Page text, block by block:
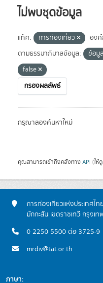
ไม่พบชุดข้อมูล
แท็ค: การท่องเที่ยว องค์
ตามธรรมาภิบาลข้อมูล:
ข้อมู
false
กรองผลลัพธ์
กรุณาลองค้นหาใหม่
คุณสามารถเข้าถึงคลังทาง API (ให้ดู
การท่องเที่ยวแห่งประเทศไ
มักกะสัน เขตราชเทวี กรุงเ
0 2250 5500 ต่อ 3725-9
mrdiv@tat.or.th
ภาษา